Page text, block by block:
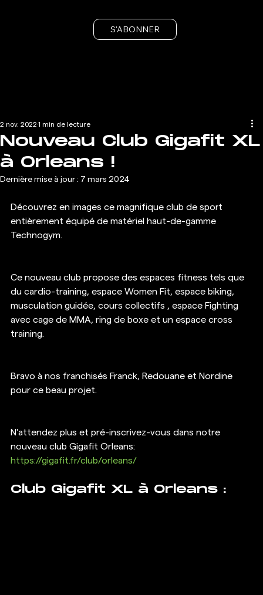
S'ABONNER
Nouveau Club Gigafit XL
à Orleans !
2 nov. 2022 1 min de lecture
Dernière mise à jour : 7 mars 2024
Découvrez en images ce magnifique club de sport
entièrement équipé de matériel haut-de-gamme
Technogym.
Ce nouveau club propose des espaces fitness tels que
du cardio-training, espace Women Fit, espace biking,
musculation guidée, cours collectifs , espace Fighting
avec cage de MMA, ring de boxe et un espace cross
training.
Bravo à nos franchisés Franck, Redouane et Nordine
pour ce beau projet.
N'attendez plus et pré-inscrivez-vous dans notre
nouveau club Gigafit Orleans:
https://gigafit.fr/club/orleans/
Club Gigafit XL à Orleans :